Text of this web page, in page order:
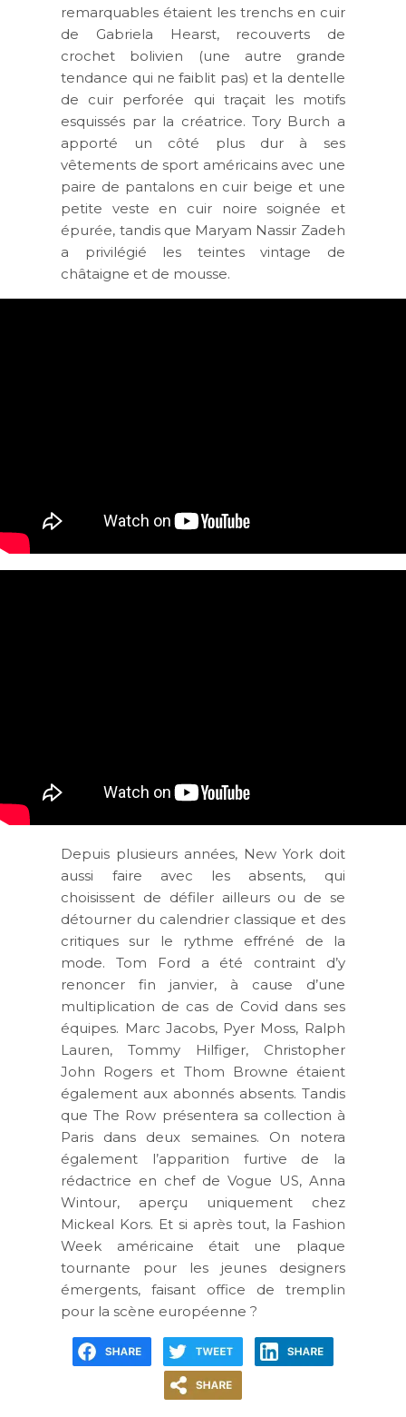
remarquables étaient les trenchs en cuir
de Gabriela Hearst, recouverts de
crochet bolivien (une autre grande
tendance qui ne faiblit pas) et la dentelle
de cuir perforée qui traçait les motifs
esquissés par la créatrice. Tory Burch a
apporté un côté plus dur à ses
vêtements de sport américains avec une
paire de pantalons en cuir beige et une
petite veste en cuir noire soignée et
épurée, tandis que Maryam Nassir Zadeh
a privilégié les teintes vintage de
châtaigne et de mousse.
Depuis plusieurs années, New York doit
aussi faire avec les absents, qui
choisissent de défiler ailleurs ou de se
détourner du calendrier classique et des
critiques sur le rythme effréné de la
mode. Tom Ford a été contraint d’y
renoncer fin janvier, à cause d’une
multiplication de cas de Covid dans ses
équipes. Marc Jacobs, Pyer Moss, Ralph
Lauren, Tommy Hilfiger, Christopher
John Rogers et Thom Browne étaient
également aux abonnés absents. Tandis
que The Row présentera sa collection à
Paris dans deux semaines. On notera
également l’apparition furtive de la
rédactrice en chef de Vogue US, Anna
Wintour, aperçu uniquement chez
Mickeal Kors. Et si après tout, la Fashion
Week américaine était une plaque
tournante pour les jeunes designers
émergents, faisant office de tremplin
pour la scène européenne ?